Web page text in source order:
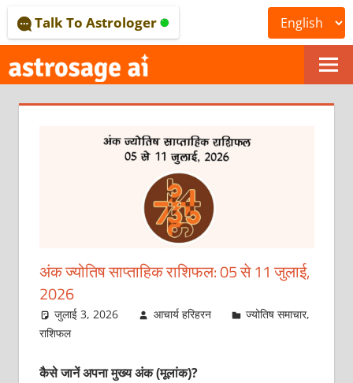
to
content
ONLINE
ASTROLOGICAL
JOURNAL
–
ASTROSAGE
MAGAZINE
Talk To Astrologer
अंक ज्योतिष साप्ताहिक राशिफल: 05 से 11 जुलाई,
2026
जुलाई 3, 2026 आचार्य हरिहरन ज्योतिष समाचार,
राशिफल
कैसे जानें अपना मुख्य अंक (मूलांक)?